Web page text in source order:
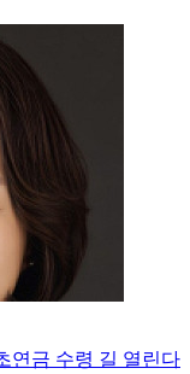
연금 수령 길 열린다